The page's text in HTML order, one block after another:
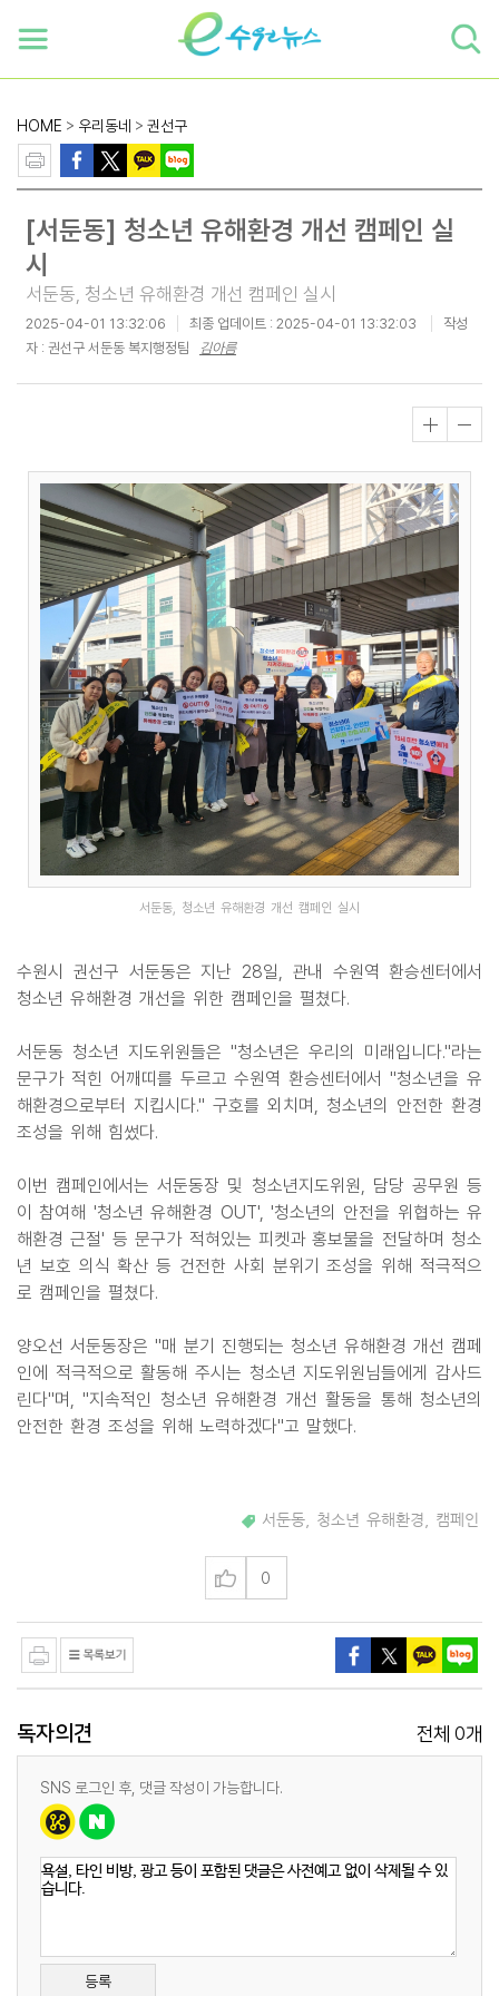
HOME > 우리동네 > 권선구
[서둔동] 청소년 유해환경 개선 캠페인 실
시
서둔동, 청소년 유해환경 개선 캠페인 실시
2025-04-01 13:32:06 최종 업데이트 : 2025-04-01 13:32:03
작성
자 : 권선구 서둔동 복지행정팀
김아름
서둔동, 청소년 유해환경 개선 캠페인 실시
수원시 권선구 서둔동은 지난 28일, 관내 수원역 환승센터에서
청소년 유해환경 개선을 위한 캠페인을 펼쳤다.
서둔동 청소년 지도위원들은 "청소년은 우리의 미래입니다."라는
문구가 적힌 어깨띠를 두르고 수원역 환승센터에서 "청소년을 유
해환경으로부터 지킵시다." 구호를 외치며, 청소년의 안전한 환경
조성을 위해 힘썼다.
이번 캠페인에서는 서둔동장 및 청소년지도위원, 담당 공무원 등
이 참여해 '청소년 유해환경 OUT', '청소년의 안전을 위협하는 유
해환경 근절' 등 문구가 적혀있는 피켓과 홍보물을 전달하며 청소
년 보호 의식 확산 등 건전한 사회 분위기 조성을 위해 적극적으
로 캠페인을 펼쳤다.
양오선 서둔동장은 "매 분기 진행되는 청소년 유해환경 개선 캠페
인에 적극적으로 활동해 주시는 청소년 지도위원님들에게 감사드
린다"며, "지속적인 청소년 유해환경 개선 활동을 통해 청소년의
안전한 환경 조성을 위해 노력하겠다"고 말했다.
서둔동 청소년 유해환경 캠페인
0
독자의견 전체 0개
SNS 로그인 후, 댓글 작성이 가능합니다.
등록